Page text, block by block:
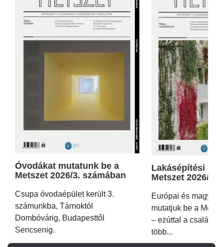
Óvodákat mutatunk be a
Metszet 2026/3. számában
Csupa óvodaépület került 3.
számunkba, Tárnoktól
Dombóvárig, Budapesttől
Sencsenig.
Lakásépítési
Metszet 2026/2.
Európai és magyar
mutatjuk be a
– ezúttal a családi
több...